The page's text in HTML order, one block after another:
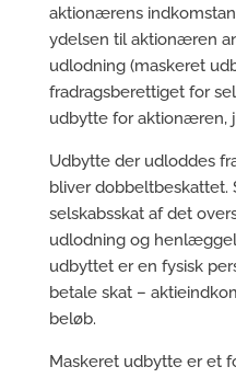
aktionærens
ydelsen til aktionæren
udlodning (maskeret
fradragsberettiget for
udbytte for aktionæren,
Udbytte der udloddes
bliver dobbeltbeskattet.
selskabsskat af det
udlodning og
udbyttet er en fysisk
betale skat –
beløb.
Maskeret udbytte er et